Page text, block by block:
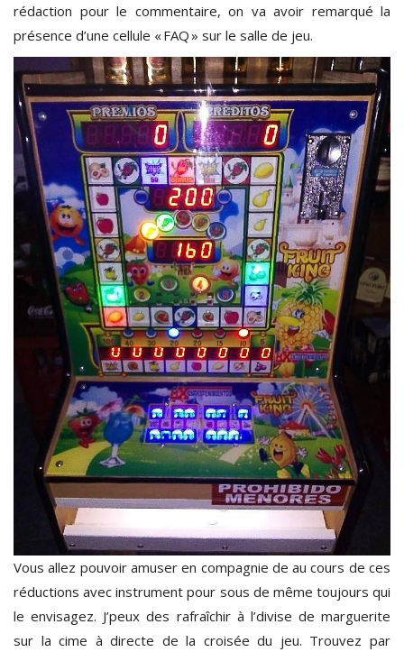
rédaction pour le commentaire, on va avoir remarqué la
présence d’une cellule « FAQ » sur le salle de jeu.
Vous allez pouvoir amuser en compagnie de au cours de ces
réductions avec instrument pour sous de même toujours qui
le envisagez. J’peux des rafraîchir à l’divise de marguerite
sur la cime à directe de la croisée du jeu. Trouvez par